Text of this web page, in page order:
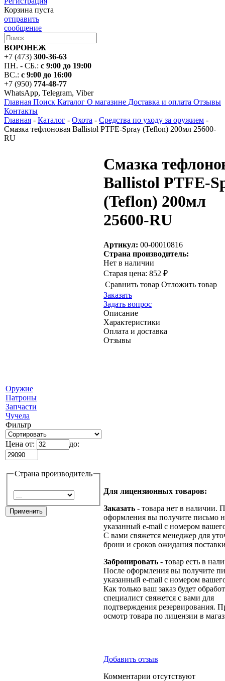
Корзина пуста
отправить
сообщение
ВОРОНЕЖ
+7 (473) 300-36-63
ПН. - СБ.: с 9:00 до 19:00
ВС.: с 9:00 до 16:00
+7 (950) 774-48-77
WhatsApp, Telegram, Viber
Главная Поиск Каталог О магазине Доставка и оплата Отзывы
Контакты
Главная - Каталог - Охота - Средства по уходу за оружием -
Смазка тефлоновая Ballistol PTFE-Spray (Teflon) 200мл 25600-
RU
Оружие
Патроны
Запчасти
Чучела
Фильтр
Цена от: до:
Страна производитель
Смазка
Ballistol PTFE-
(Teflon) 200мл
25600-RU
Артикул: 00-00010816
Страна производитель:
Нет в наличии
Старая цена: 852 ₽
Сравнить товар Отложить товар
Заказать
Задать вопрос
Описание
Характеристики
Оплата и доставка
Отзывы
Для лицензионных товаров:
Заказать - товара нет в наличии.
оформления вы получите письмо
указанный e-mail с номером
С вами свяжется менеджер для
брони и сроков ожидания
Забронировать - товар есть в
После оформления вы получите
указанный e-mail с номером
Как только ваш заказ будет
специалист свяжется с вами для
подтверждения резервирования.
осмотр товара по лицензии в
Добавить отзыв
Комментарии отсутствуют